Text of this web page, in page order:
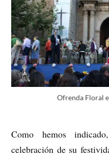
Ofrenda Floral
Como hemos
celebración de su